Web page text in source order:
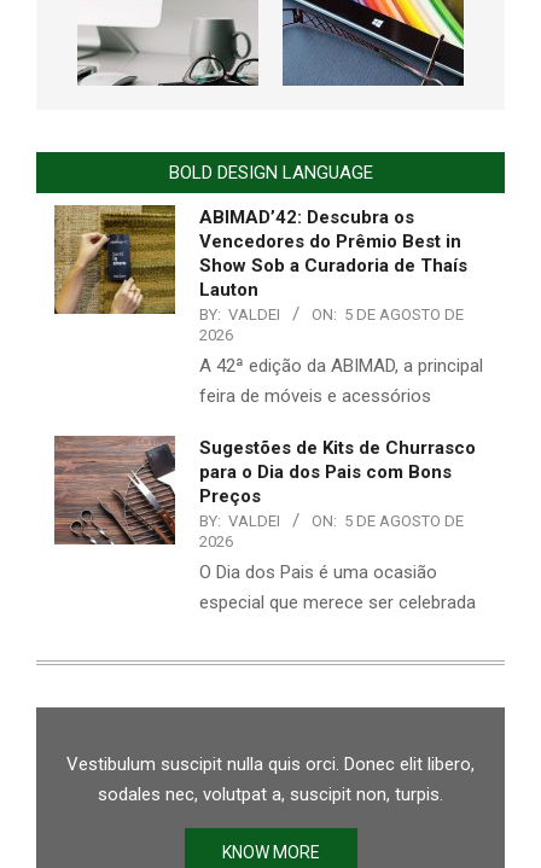
BOLD DESIGN LANGUAGE
ABIMAD’42: Descubra os
Vencedores do Prêmio Best in
Show Sob a Curadoria de Thaís
Lauton
BY: VALDEI ON: 5 DE AGOSTO DE
2026
A 42ª edição da ABIMAD, a principal
feira de móveis e acessórios
Sugestões de Kits de Churrasco
para o Dia dos Pais com Bons
Preços
BY: VALDEI ON: 5 DE AGOSTO DE
2026
O Dia dos Pais é uma ocasião
especial que merece ser celebrada
Vestibulum suscipit nulla quis orci. Donec elit libero,
sodales nec, volutpat a, suscipit non, turpis.
KNOW MORE